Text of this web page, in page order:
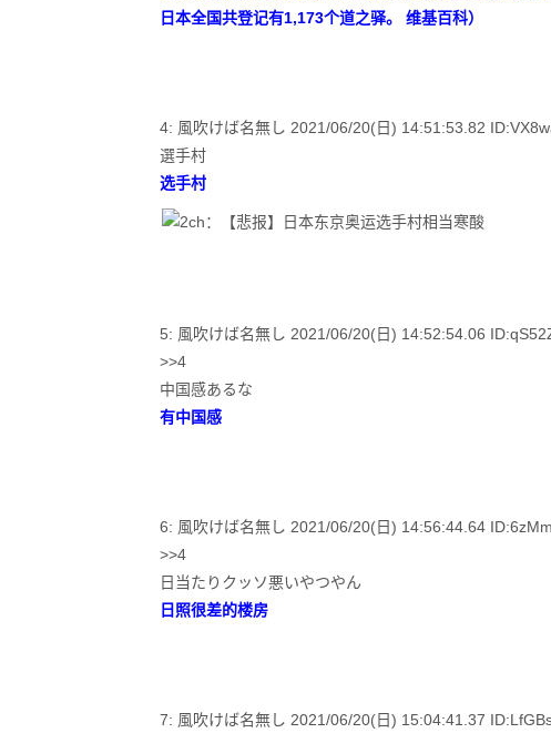
日本全国共登记有1,173个道之驿。 维基百科）
4: 風吹けば名無し 2021/06/20(日) 14:51:53.82
選手村
选手村
5: 風吹けば名無し 2021/06/20(日) 14:52:54.06
>>4
中国感あるな
有中国感
6: 風吹けば名無し 2021/06/20(日) 14:56:44.64
>>4
日当たりクッソ悪いやつやん
日照很差的楼房
7: 風吹けば名無し 2021/06/20(日) 15:04:41.37